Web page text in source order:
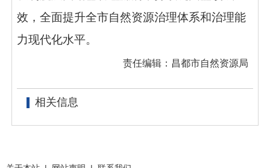
效，全面提升全市自然资源治理体系和治理能
力现代化水平。
责任编辑：昌都市自然资源局
相关信息